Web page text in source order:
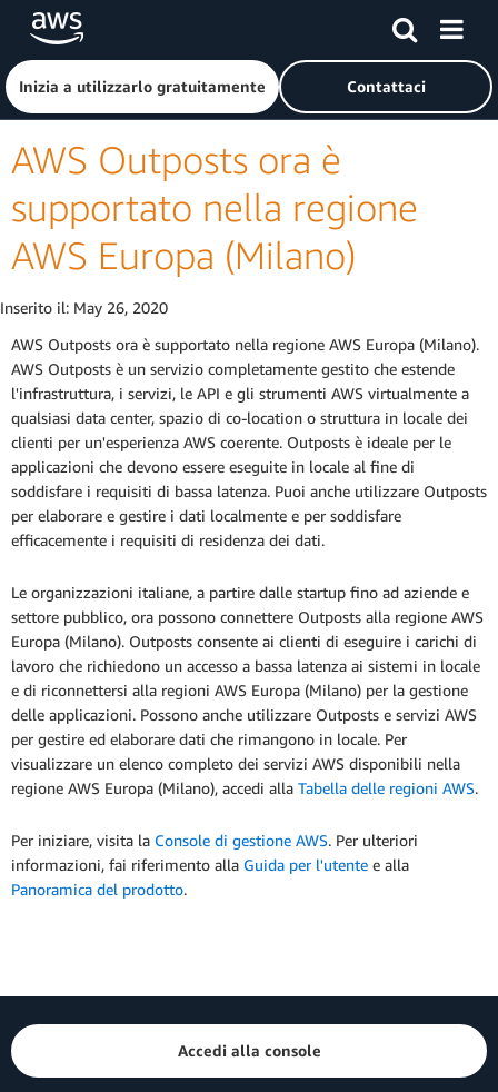
Passa al contenuto principale
Fai clic qui per tornare alla home page di Amazon Web
Inizia a utilizzarlo gratuitamente Contattaci
AWS Outposts ora è
supportato nella regione
AWS Europa (Milano)
Inserito il: May 26, 2020
AWS Outposts ora è supportato nella regione AWS Europa (Milano).
AWS Outposts è un servizio completamente gestito che estende
l'infrastruttura, i servizi, le API e gli strumenti AWS virtualmente a
qualsiasi data center, spazio di co-location o struttura in locale dei
clienti per un'esperienza AWS coerente. Outposts è ideale per le
applicazioni che devono essere eseguite in locale al fine di
soddisfare i requisiti di bassa latenza. Puoi anche utilizzare Outposts
per elaborare e gestire i dati localmente e per soddisfare
efficacemente i requisiti di residenza dei dati.
Le organizzazioni italiane, a partire dalle startup fino ad aziende e
settore pubblico, ora possono connettere Outposts alla regione AWS
Europa (Milano). Outposts consente ai clienti di eseguire i carichi di
lavoro che richiedono un accesso a bassa latenza ai sistemi in locale
e di riconnettersi alla regioni AWS Europa (Milano) per la gestione
delle applicazioni. Possono anche utilizzare Outposts e servizi AWS
per gestire ed elaborare dati che rimangono in locale. Per
visualizzare un elenco completo dei servizi AWS disponibili nella
regione AWS Europa (Milano), accedi alla Tabella delle regioni AWS.
Per iniziare, visita la Console di gestione AWS. Per ulteriori
informazioni, fai riferimento alla Guida per l'utente e alla
Panoramica del prodotto.
Accedi alla console